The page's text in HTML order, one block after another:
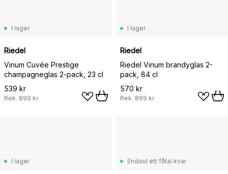
I lager
Riedel
Vinum Cuvée Prestige
champagneglas 2-pack, 23 cl
539 kr
Rek. 899 kr
I lager
Riedel
Riedel Vinum brandyglas 2-
pack, 84 cl
570 kr
Rek. 899 kr
I lager Endast ett fåtal kvar